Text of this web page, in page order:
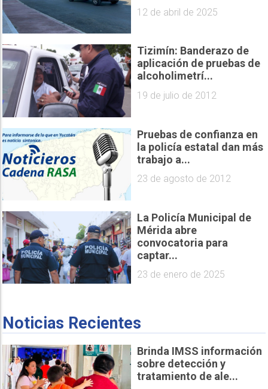
12 de abril de 2025
Tizimín: Banderazo de
aplicación de pruebas de
alcoholimetrí...
19 de julio de 2012
Pruebas de confianza en
la policía estatal dan más
trabajo a...
23 de agosto de 2012
La Policía Municipal de
Mérida abre
convocatoria para
captar...
23 de enero de 2025
Noticias Recientes
Brinda IMSS información
sobre detección y
tratamiento de ale...